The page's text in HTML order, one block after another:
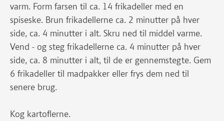
varm. Form farsen til ca. 14 frikadeller med en
spiseske. Brun frikadellerne ca. 2 minutter på hver
side, ca. 4 minutter i alt. Skru ned til middel varme.
Vend - og steg frikadellerne ca. 4 minutter på hver
side, ca. 8 minutter i alt, til de er gennemstegte. Gem
6 frikadeller til madpakker eller frys dem ned til
senere brug.
Kog kartoflerne.